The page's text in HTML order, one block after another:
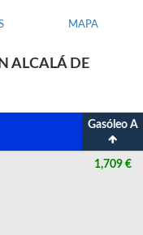
MAPA
ALCALÁ DE
Gasóleo A
1,709 €